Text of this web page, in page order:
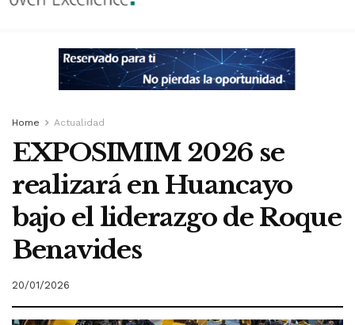
Home Actualidad
EXPOSIMIM 2026 se
realizará en Huancayo
bajo el liderazgo de Roque
Benavides
20/01/2026